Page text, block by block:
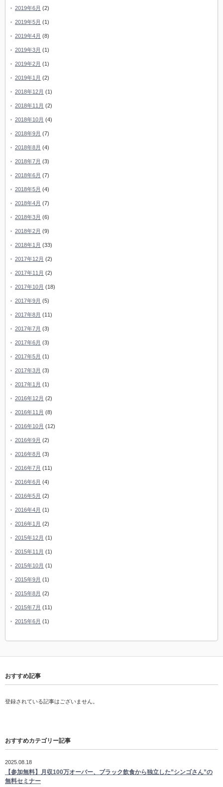
2019年6月 (2)
2019年5月 (1)
2019年4月 (8)
2019年3月 (1)
2019年2月 (1)
2019年1月 (2)
2018年12月 (1)
2018年11月 (2)
2018年10月 (4)
2018年9月 (7)
2018年8月 (4)
2018年7月 (3)
2018年6月 (7)
2018年5月 (4)
2018年4月 (7)
2018年3月 (6)
2018年2月 (9)
2018年1月 (33)
2017年12月 (2)
2017年11月 (2)
2017年10月 (18)
2017年9月 (5)
2017年8月 (11)
2017年7月 (3)
2017年6月 (3)
2017年5月 (1)
2017年3月 (3)
2017年1月 (1)
2016年12月 (2)
2016年11月 (8)
2016年10月 (12)
2016年9月 (2)
2016年8月 (3)
2016年7月 (11)
2016年6月 (4)
2016年5月 (2)
2016年4月 (1)
2016年1月 (2)
2015年12月 (1)
2015年11月 (1)
2015年10月 (1)
2015年9月 (1)
2015年8月 (2)
2015年7月 (11)
2015年6月 (1)
おすすめ記事
登録されている記事はございません。
おすすめカテゴリー記事
2025.08.18
【参加無料】月収100万オーバー、ブラック飲食から独立した”シンゴさん”の
無料セミナー